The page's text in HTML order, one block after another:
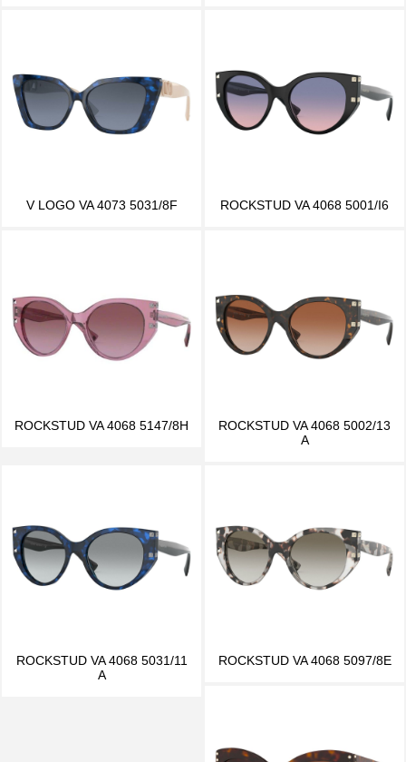
V LOGO VA 4073 5031/8F ROCKSTUD VA 4068 5001/I6
ROCKSTUD VA 4068 5147/8H
ROCKSTUD VA 4068 5002/13
A
ROCKSTUD VA 4068 5031/11
A
ROCKSTUD VA 4068 5097/8E